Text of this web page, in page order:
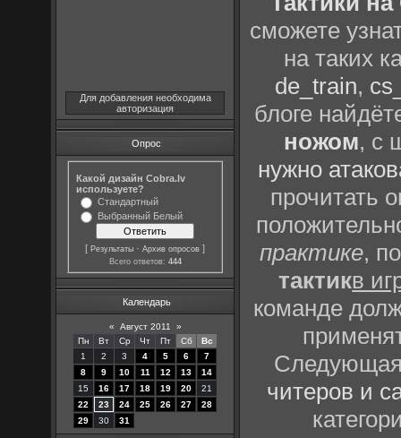
Для добавления необходима
авторизация
Опрос
Какой дизайн Cobra.lv
используете?
Стандартный
Выбранный Белый
[Результаты ·Архив опросов ]
Всего ответов: 444
Календарь
« Август 2011
»
Пн
Вт Ср Чт Пт Сб
Вс
1
2 3 4 5 6
7
8
9 10 11 12 13
14
15
16 17 18 19 20
21
22
23 24 25 26 27
28
29
30 31
сможете
на таких
de_train,
блоге
ножом, с
нужно
прочитать
практике,
тактикв
команде
Следующая
читеров и